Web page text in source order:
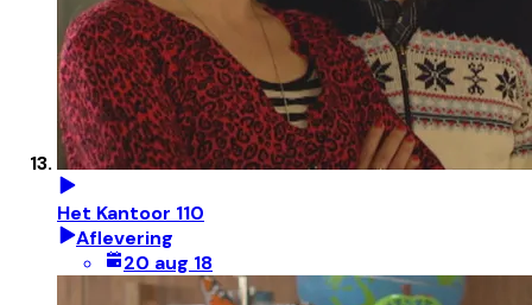
Het Kantoor 110
Aflevering
20 aug 18